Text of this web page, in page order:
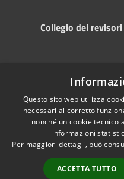
Collegio dei revisori
Accessibility
Privacy
Cookie
Sitemap
Questo sito web utilizza
necessari al corretto
nonché un cookie tecnico
informazioni
Per maggiori dettagli, può
ACCETTA TUTTO